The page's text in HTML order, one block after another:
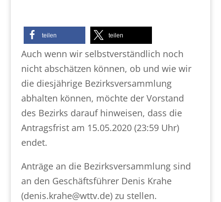
teilen teilen
Auch wenn wir selbstverständlich noch
nicht abschätzen können, ob und wie wir
die diesjährige Bezirksversammlung
abhalten können, möchte der Vorstand
des Bezirks darauf hinweisen, dass die
Antragsfrist am 15.05.2020 (23:59 Uhr)
endet.
Anträge an die Bezirksversammlung sind
an den Geschäftsführer Denis Krahe
(denis.krahe@wttv.de) zu stellen.